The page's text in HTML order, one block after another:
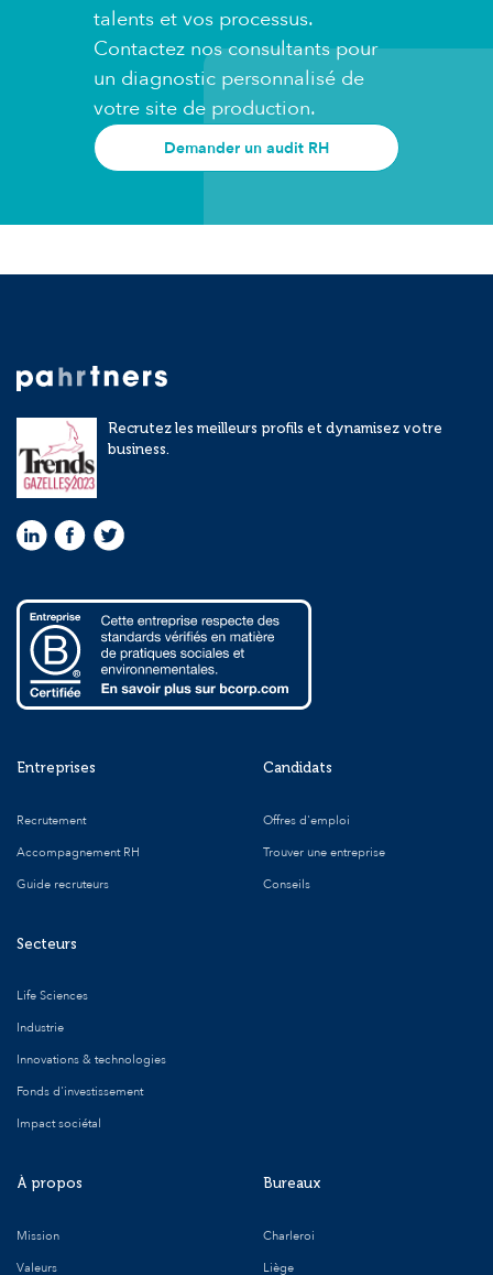
talents et vos processus.
Contactez nos consultants pour
un diagnostic personnalisé de
votre site de production.
Demander un audit RH
Recrutez les meilleurs profils et dynamisez votre
business.
Entreprises
Recrutement
Accompagnement RH
Guide recruteurs
Secteurs
Life Sciences
Industrie
Innovations & technologies
Fonds d'investissement
Impact sociétal
Candidats
Offres d'emploi
Trouver une entreprise
Conseils
À propos
Mission
Valeurs
Bureaux
Charleroi
Liège